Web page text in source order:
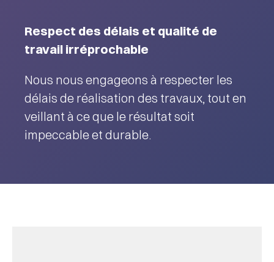
Respect des délais et qualité de
travail irréprochable
Nous nous engageons à respecter les
délais de réalisation des travaux, tout en
veillant à ce que le résultat soit
impeccable et durable.